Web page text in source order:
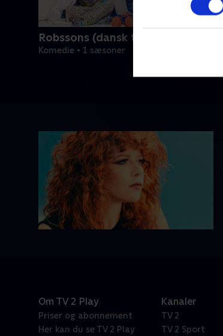
Robssons (dansk tale)
Komedie • 1 sæsoner
Om TV 2 Play
Priser og abonnement
Her kan du se TV 2 Play
Kanaler
TV 2
TV 2 Sport